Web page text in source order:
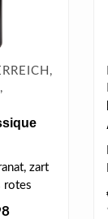
zart
rotes